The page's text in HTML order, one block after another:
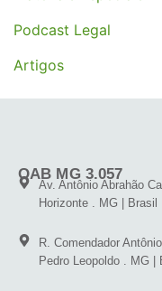
Podcast Legal
Artigos
OAB MG 3.057
Av. Antônio Abrahão
Horizonte . MG | Brasil
R. Comendador
Pedro Leopoldo . MG |